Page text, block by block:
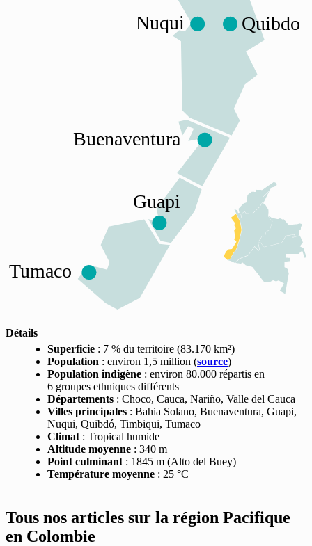
Tumaco
Buenaventura
Guapi
Nuqui Quibdo
Détails
Superficie : 7 % du territoire (83.170 km²)
Population : environ 1,5 million (source)
Population indigène : environ 80.000 répartis en
6 groupes ethniques différents
Départements : Choco, Cauca, Nariño, Valle del Cauca
Villes principales : Bahia Solano, Buenaventura, Guapi,
Nuqui, Quibdó, Timbiqui, Tumaco
Climat : Tropical humide
Altitude moyenne : 340 m
Point culminant : 1845 m (Alto del Buey)
Température moyenne : 25 °C
Tous nos articles sur la région Pacifique
en Colombie